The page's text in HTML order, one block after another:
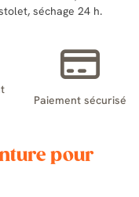
séchage 24 h.
Paiement sécurisé
pour